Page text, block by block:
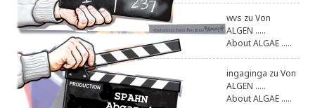
wvs zuVon
ALGEN .....
About ALGAE .....
ingaginga zuVon
ALGEN .....
About ALGAE .....